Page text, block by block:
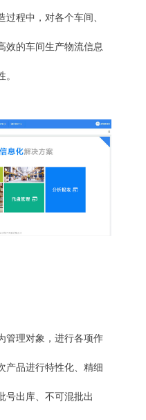
程中，对各个车间、
效的车间生产物流信息
管理对象，进行各项作
产品进行特性化、精细
号出库、不可混批出